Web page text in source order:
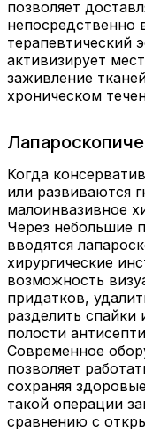
позволяет
непосредственно
терапевтический
активизирует
заживление
хроническом
Когда
или развиваются
малоинвазивное
Через небольшие
вводятся
хирургические
возможность
придатков,
разделить
полости
Современное
позволяет
сохраняя
такой операции
сравнению с